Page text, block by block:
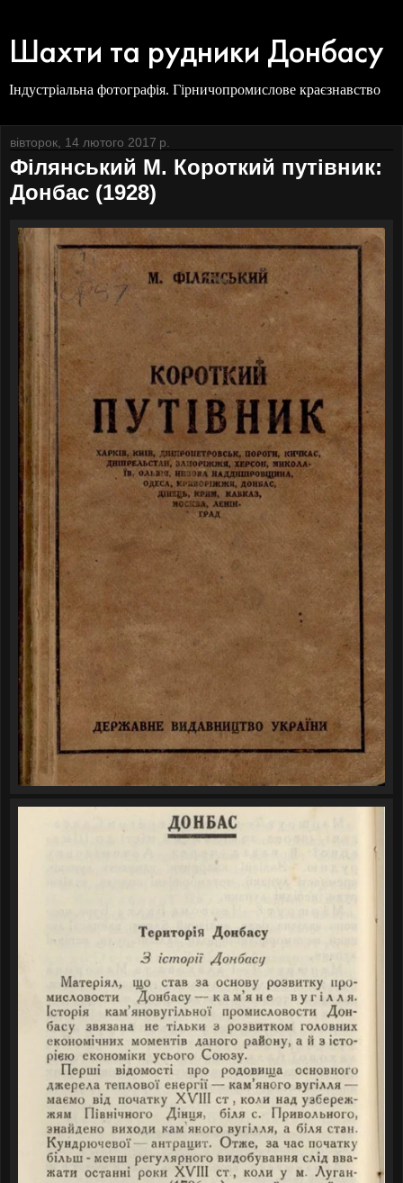
Шахти та рудники Донбасу
Індустріальна фотографія. Гірничопромислове краєзнавство
вівторок, 14 лютого 2017 р.
Філянський М. Короткий путівник:
Донбас (1928)